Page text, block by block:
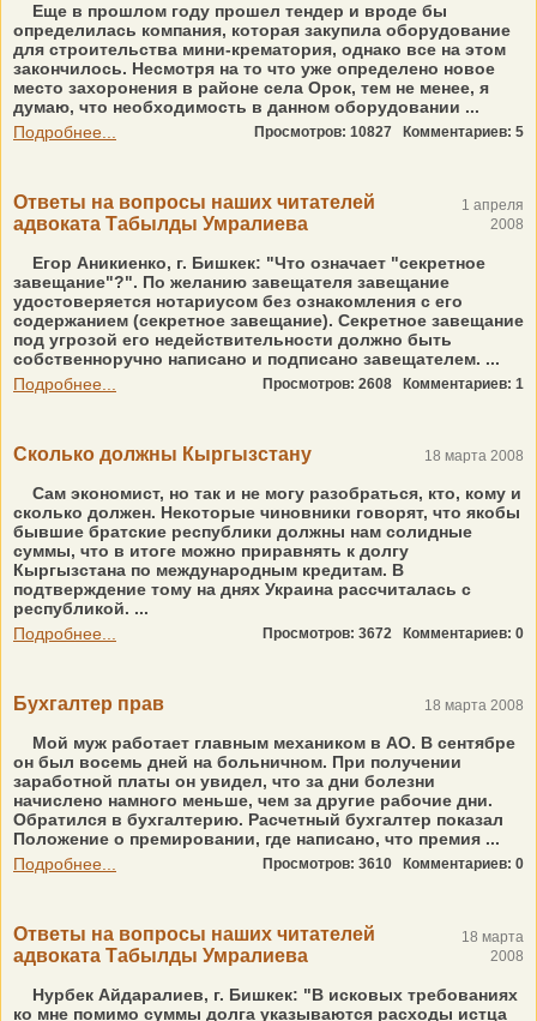
Еще в прошлом году прошел тендер и вроде бы
определилась компания, которая закупила оборудование
для строительства мини-крематория, однако все на этом
закончилось. Несмотря на то что уже определено новое
место захоронения в районе села Орок, тем не менее, я
думаю, что необходимость в данном оборудовании ...
Подробнее...
Просмотров: 10827 Комментариев: 5
Ответы на вопросы наших читателей
адвоката Табылды Умралиева
1 апреля
2008
Егор Аникиенко, г. Бишкек: "Что означает "секретное
завещание"?". По желанию завещателя завещание
удостоверяется нотариусом без ознакомления с его
содержанием (секретное завещание). Секретное завещание
под угрозой его недействительности должно быть
собственноручно написано и подписано завещателем. ...
Подробнее...
Просмотров: 2608 Комментариев: 1
Сколько должны Кыргызстану 18 марта 2008
Сам экономист, но так и не могу разобраться, кто, кому и
сколько должен. Некоторые чиновники говорят, что якобы
бывшие братские республики должны нам солидные
суммы, что в итоге можно приравнять к долгу
Кыргызстана по международным кредитам. В
подтверждение тому на днях Украина рассчиталась с
республикой. ...
Подробнее...
Просмотров: 3672 Комментариев: 0
Бухгалтер прав 18 марта 2008
Мой муж работает главным механиком в АО. В сентябре
он был восемь дней на больничном. При получении
заработной платы он увидел, что за дни болезни
начислено намного меньше, чем за другие рабочие дни.
Обратился в бухгалтерию. Расчетный бухгалтер показал
Положение о премировании, где написано, что премия ...
Подробнее...
Просмотров: 3610 Комментариев: 0
Ответы на вопросы наших читателей
адвоката Табылды Умралиева
18 марта
2008
Нурбек Айдаралиев, г. Бишкек: "В исковых требованиях
ко мне помимо суммы долга указываются расходы истца